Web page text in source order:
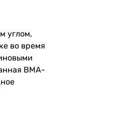
углом,
во время
BMA-